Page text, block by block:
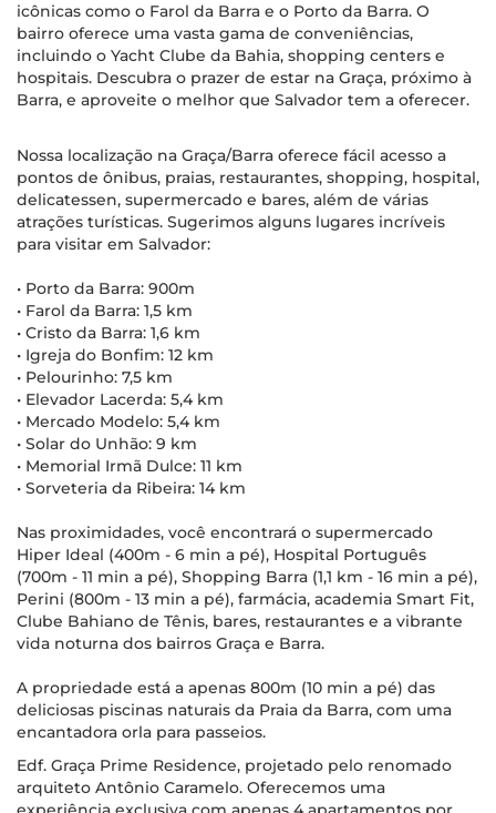
icônicas como o Farol da Barra e o Porto da Barra. O
bairro oferece uma vasta gama de conveniências,
incluindo o Yacht Clube da Bahia, shopping centers e
hospitais. Descubra o prazer de estar na Graça, próximo à
Barra, e aproveite o melhor que Salvador tem a oferecer.
Nossa localização na Graça/Barra oferece fácil acesso a
pontos de ônibus, praias, restaurantes, shopping, hospital,
delicatessen, supermercado e bares, além de várias
atrações turísticas. Sugerimos alguns lugares incríveis
para visitar em Salvador:
• Porto da Barra: 900m
• Farol da Barra: 1,5 km
• Cristo da Barra: 1,6 km
• Igreja do Bonfim: 12 km
• Pelourinho: 7,5 km
• Elevador Lacerda: 5,4 km
• Mercado Modelo: 5,4 km
• Solar do Unhão: 9 km
• Memorial Irmã Dulce: 11 km
• Sorveteria da Ribeira: 14 km
Nas proximidades, você encontrará o supermercado
Hiper Ideal (400m - 6 min a pé), Hospital Português
(700m - 11 min a pé), Shopping Barra (1,1 km - 16 min a pé),
Perini (800m - 13 min a pé), farmácia, academia Smart Fit,
Clube Bahiano de Tênis, bares, restaurantes e a vibrante
vida noturna dos bairros Graça e Barra.
A propriedade está a apenas 800m (10 min a pé) das
deliciosas piscinas naturais da Praia da Barra, com uma
encantadora orla para passeios.
Edf. Graça Prime Residence, projetado pelo renomado
arquiteto Antônio Caramelo. Oferecemos uma